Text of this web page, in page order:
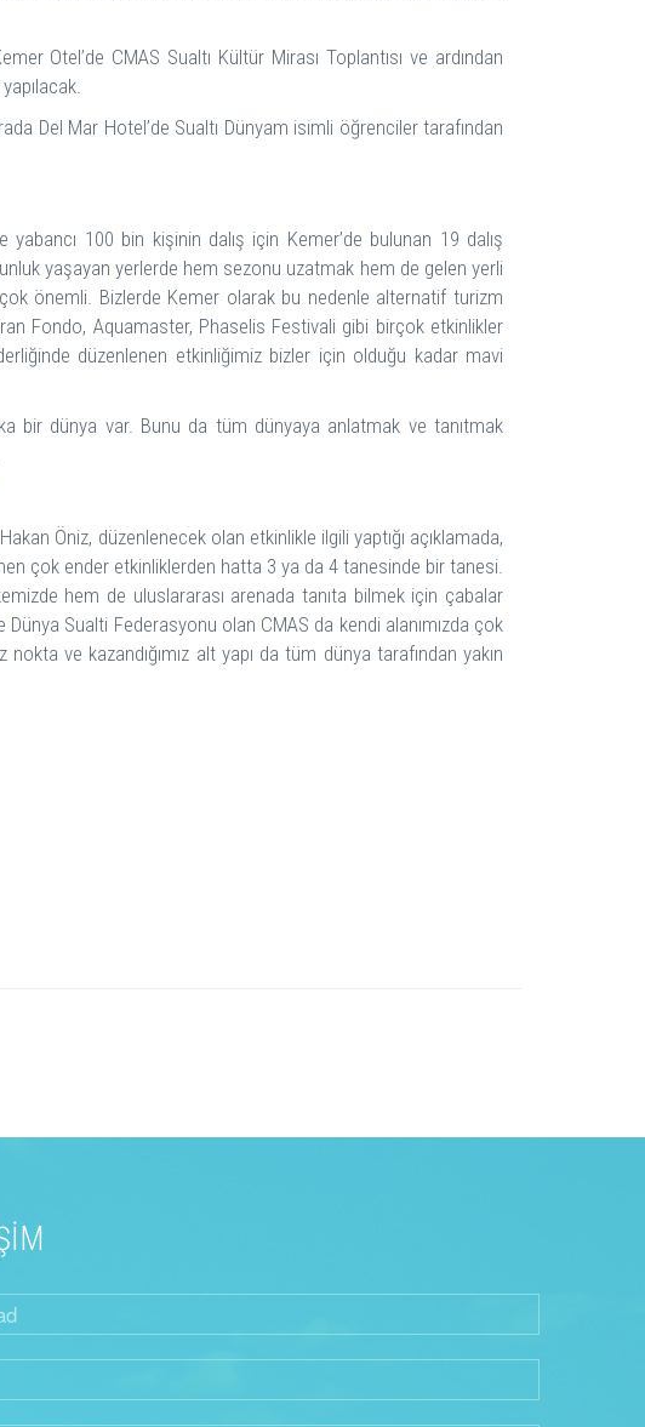
Otel’de CMAS Sualtı Kültür Mirası Toplantısı ve ardından
Del Mar Hotel’de Sualtı Dünyam isimli öğrenciler tarafından
100 bin kişinin dalış için Kemer’de bulunan 19 dalış
yaşayan yerlerde hem sezonu uzatmak hem de gelen yerli
önemli. Bizlerde Kemer olarak bu nedenle alternatif turizm
Fondo, Aquamaster, Phaselis Festivali gibi birçok etkinlikler
düzenlenen etkinliğimiz bizler için olduğu kadar mavi
bir dünya var. Bunu da tüm dünyaya anlatmak ve tanıtmak
Öniz, düzenlenecek olan etkinlikle ilgili yaptığı açıklamada,
çok ender etkinliklerden hatta 3 ya da 4 tanesinde bir tanesi.
hem de uluslararası arenada tanıta bilmek için çabalar
Sualti Federasyonu olan CMAS da kendi alanımızda çok
ve kazandığımız alt yapı da tüm dünya tarafından yakın